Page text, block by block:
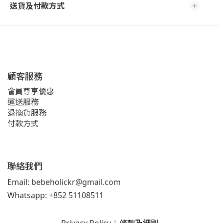
送貨及付款方式
顧客服務
會員尊享優惠
運送服務
退換貨服務
付款方式
聯絡我們
Email: bebeholickr@gmail.com
Whatsapp: +852 51108511